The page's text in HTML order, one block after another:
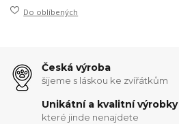
Do oblíbených
Česká výroba
šijeme s láskou ke zvířátkům
Unikátní a kvalitní výrobky
které jinde nenajdete